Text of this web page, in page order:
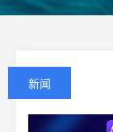
新闻